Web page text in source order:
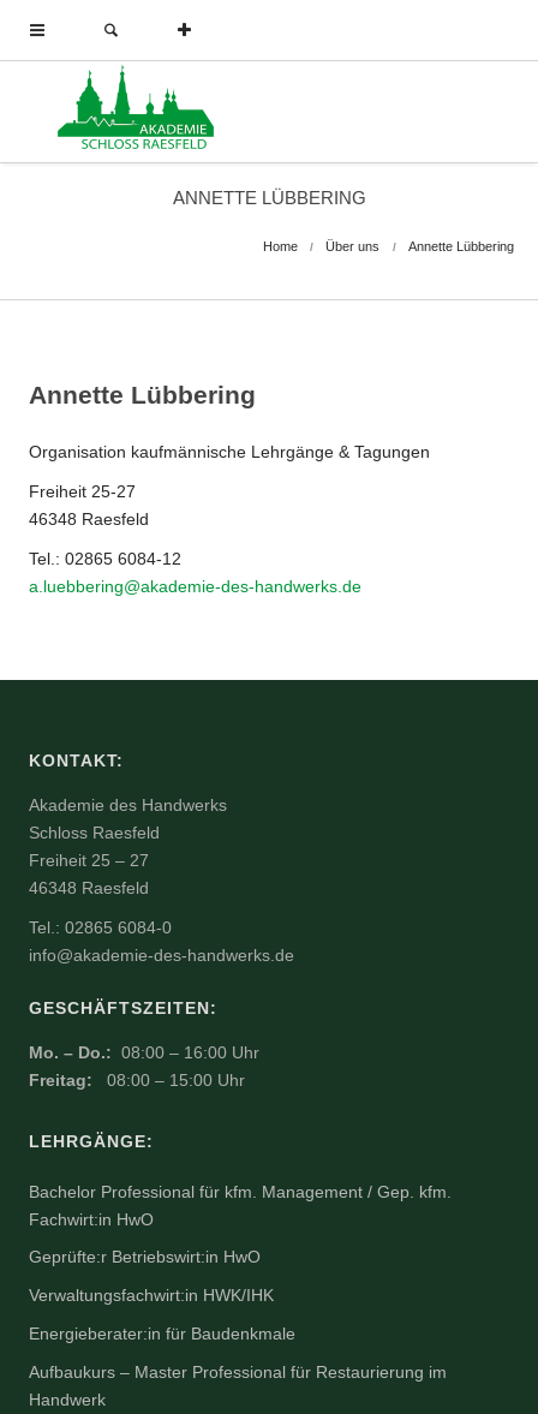
ANNETTE LÜBBERING
Home Über uns Annette Lübbering
Annette Lübbering
Organisation kaufmännische Lehrgänge & Tagungen
Freiheit 25-27
46348 Raesfeld
Tel.: 02865 6084-12
a.luebbering@akademie-des-handwerks.de
KONTAKT:
Akademie des Handwerks
Schloss Raesfeld
Freiheit 25 – 27
46348 Raesfeld
Tel.: 02865 6084-0
info@akademie-des-handwerks.de
GESCHÄFTSZEITEN:
Mo. – Do.: 08:00 – 16:00 Uhr
Freitag:
08:00 – 15:00 Uhr
LEHRGÄNGE:
Bachelor Professional für kfm. Management / Gep. kfm.
Fachwirt:in HwO
Geprüfte:r Betriebswirt:in HwO
Verwaltungsfachwirt:in HWK/IHK
Energieberater:in für Baudenkmale
Aufbaukurs – Master Professional für Restaurierung im
Handwerk